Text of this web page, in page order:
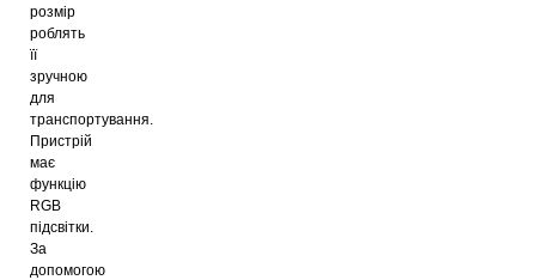
розмір
роблять
її
зручною
для
транспортування.
Пристрій
має
функцію
RGB
підсвітки.
За
допомогою